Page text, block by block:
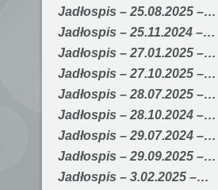
Jadłospis – 25.08.2025 –…
Jadłospis – 25.11.2024 –…
Jadłospis – 27.01.2025 –…
Jadłospis – 27.10.2025 –…
Jadłospis – 28.07.2025 –…
Jadłospis – 28.10.2024 –…
Jadłospis – 29.07.2024 –…
Jadłospis – 29.09.2025 –…
Jadłospis – 3.02.2025 –…